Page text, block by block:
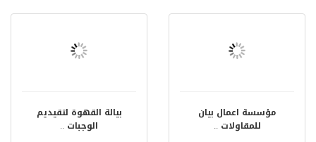
مؤسسة اعمال بيان
للمقاولات ..
بيالة القهوة لتقيديم
الوجبات ..